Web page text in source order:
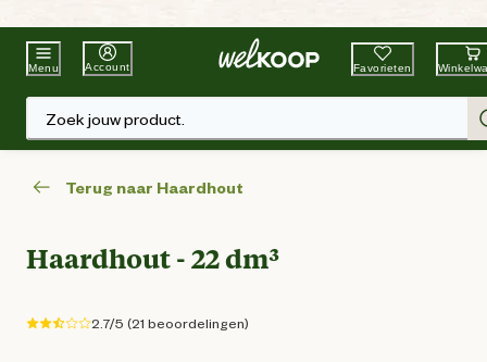
Beste WinkelketenTuin & Dier
Menu Account Favorieten
Zoek jouw product.
Terug naar Haardhout
Haardhout - 22 dm³
2.7/5 (21 beoordelingen)